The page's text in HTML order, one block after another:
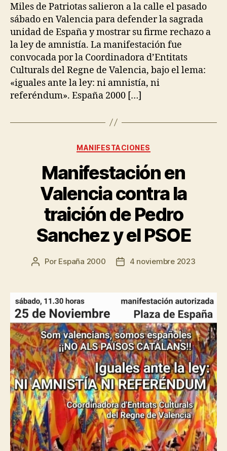
Miles de Patriotas salieron a la calle el pasado
sábado en Valencia para defender la sagrada
unidad de España y mostrar su firme rechazo a
la ley de amnistía. La manifestación fue
convocada por la Coordinadora d’Entitats
Culturals del Regne de Valencia, bajo el lema:
«iguales ante la ley: ni amnistía, ni
referéndum». España 2000 […]
MANIFESTACIONES
Manifestación en
Valencia contra la
traición de Pedro
Sanchez y el PSOE
Por España 2000 4 noviembre 2023